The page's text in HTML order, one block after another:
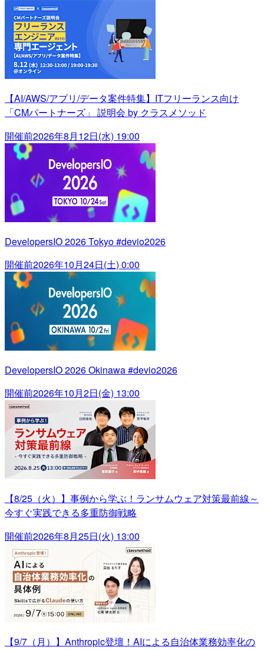
【AI/AWS/アプリ/データ案件特集】ITフリーランス向け
「CMパートナーズ」 説明会 by クラスメソッド
開催前2026年8月12日(水) 19:00
DevelopersIO 2026 Tokyo #devio2026
開催前2026年10月24日(土) 0:00
DevelopersIO 2026 Okinawa #devio2026
開催前2026年10月2日(金) 13:00
【8/25（火）】事例から学ぶ！ランサムウェア対策最前線～
今すぐ実践できる多重防御戦略
開催前2026年8月25日(火) 13:00
【9/7（月）】Anthropic登壇！AIによる自治体業務効率化の